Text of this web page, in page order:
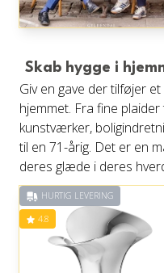
Skab hygge i
Giv en gave der tilføjer
hjemmet. Fra fine
kunstværker,
til en 71-årig. Det er en
deres glæde i deres
HURTIG LEVERING
4.8